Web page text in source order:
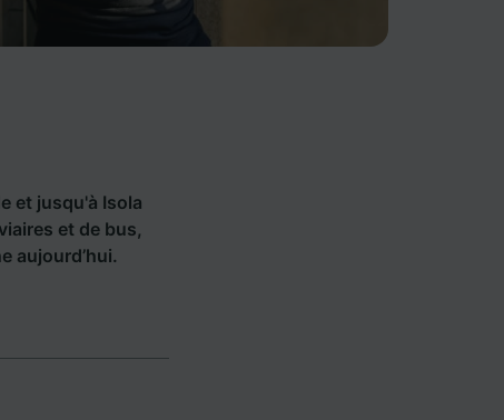
et jusqu'à Isola
et de bus,
aujourd’hui.